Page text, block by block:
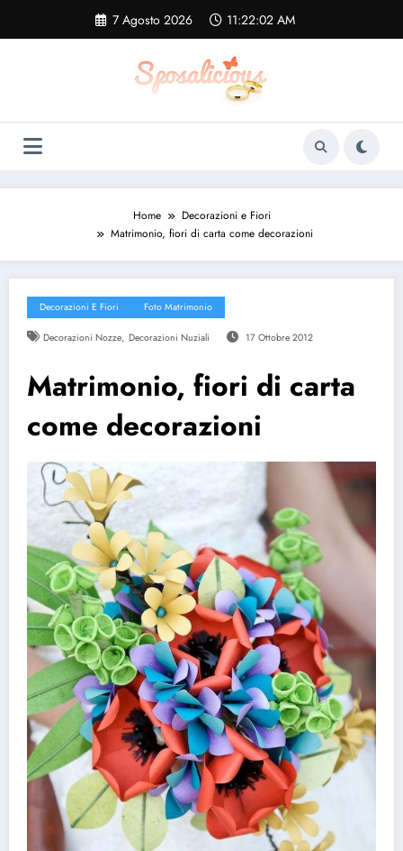
contenuto
7 Agosto 2026 11:22:02 AM
Home
Decorazioni e Fiori
Matrimonio, fiori di carta come decorazioni
Decorazioni E Fiori Foto Matrimonio
Decorazioni Nozze, Decorazioni Nuziali 17 Ottobre 2012
Matrimonio, fiori di carta
come decorazioni